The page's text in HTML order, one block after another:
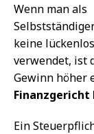
Wenn man als
keine
verwendet, ist
Gewinn höher
Finanzgericht
Ein